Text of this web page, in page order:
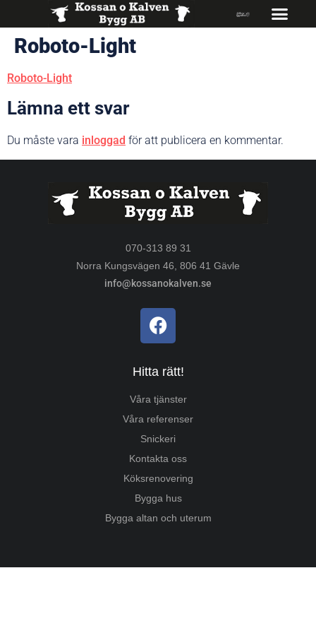
Roboto-Light
Roboto-Light
Lämna ett svar
Du måste vara inloggad för att publicera en kommentar.
070-313 89 31
Norra Kungsvägen 46, 806 41 Gävle
info@kossanokalven.se
Hitta rätt!
Våra tjänster
Våra referenser
Snickeri
Kontakta oss
Köksrenovering
Bygga hus
Bygga altan och uterum